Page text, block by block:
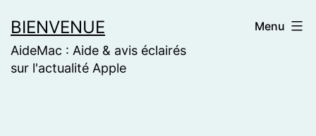
to
content
BIENVENUE
AideMac : Aide & avis éclairés
sur l'actualité Apple
Menu